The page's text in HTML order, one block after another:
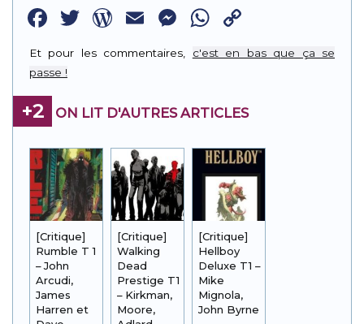
Facebook
Twitter
WordPress
EmailMessenger
WhatsApp
Link
Et pour les commentaires, c'est en bas que ça se
passe !
+2 ON LIT D'AUTRES ARTICLES
[Critique]
Rumble T 1
– John
Arcudi,
James
Harren et
[Critique]
Walking
Dead
Prestige T1
– Kirkman,
Moore,
[Critique]
Hellboy
Deluxe T1 –
Mike
Mignola,
John Byrne